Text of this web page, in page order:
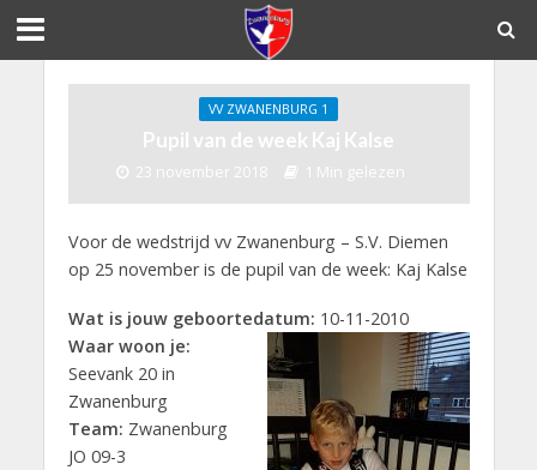
VV ZWANENBURG 1
Pupil van de week Kaj Kalse
23 november 2018 1 Min gelezen
Voor de wedstrijd vv Zwanenburg – S.V. Diemen
op 25 november is de pupil van de week: Kaj Kalse
Wat is jouw geboortedatum: 10-11-2010
Waar woon je:
Seevank 20 in
Zwanenburg
Team: Zwanenburg
JO 09-3